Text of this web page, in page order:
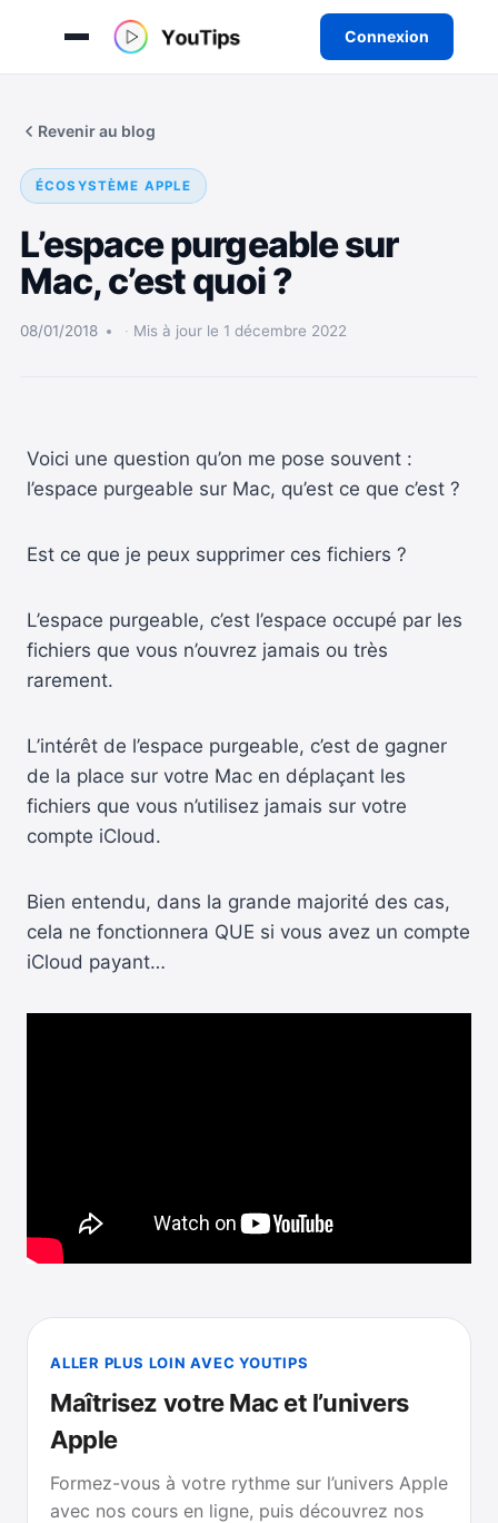
Connexion
Revenir au blog
ÉCOSYSTÈME APPLE
L’espace purgeable sur
Mac, c’est quoi ?
08/01/2018 Mis à jour le 1 décembre 2022
Voici une question qu’on me pose souvent :
l’espace purgeable sur Mac, qu’est ce que c’est ?
Est ce que je peux supprimer ces fichiers ?
L’espace purgeable, c’est l’espace occupé par les
fichiers que vous n’ouvrez jamais ou très
rarement.
L’intérêt de l’espace purgeable, c’est de gagner
de la place sur votre Mac en déplaçant les
fichiers que vous n’utilisez jamais sur votre
compte iCloud.
Bien entendu, dans la grande majorité des cas,
cela ne fonctionnera QUE si vous avez un compte
iCloud payant…
ALLER PLUS LOIN AVEC YOUTIPS
Maîtrisez votre Mac et l’univers
Apple
Formez-vous à votre rythme sur l’univers Apple
avec nos cours en ligne, puis découvrez nos